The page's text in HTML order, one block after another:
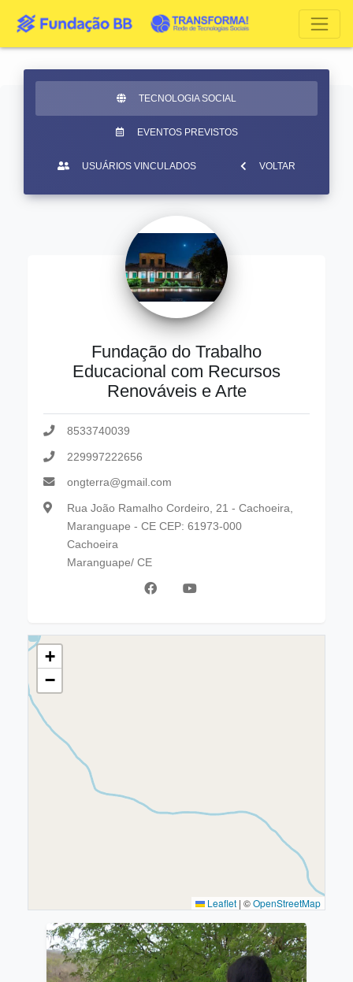
TECNOLOGIA SOCIAL
EVENTOS PREVISTOS
USUÁRIOS VINCULADOS VOLTAR
Fundação do Trabalho
Educacional com Recursos
Renováveis e Arte
8533740039
229997222656
ongterra@gmail.com
Rua João Ramalho Cordeiro, 21 - Cachoeira,
Maranguape - CE CEP: 61973-000
Cachoeira
Maranguape/ CE
+
−
Leaflet | ©OpenStreetMap